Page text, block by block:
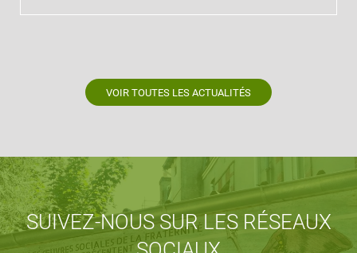
VOIR TOUTES LES ACTUALITÉS
SUIVEZ-NOUS SUR LES RÉSEAUX